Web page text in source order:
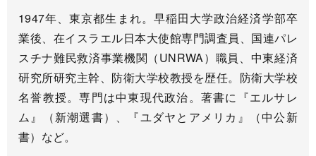
1947年、東京都生まれ。早稲田大学政治経済学部卒
業後、在イスラエル日本大使館専門調査員、国連パレ
スチナ難民救済事業機関（UNRWA）職員、中東経済
研究所研究主幹、防衛大学校教授を歴任。防衛大学校
名誉教授。専門は中東現代政治。著書に『エルサレ
ム』（新潮選書）、『ユダヤとアメリカ』（中公新
書）など。